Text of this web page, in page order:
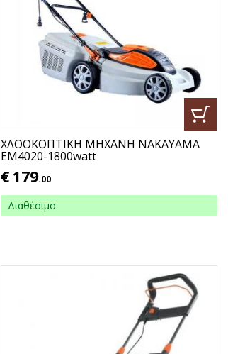
ΧΛΟΟΚΟΠΤΙΚΗ ΜΗΧΑΝΗ NAKAYAMA
EM4020-1800watt
€ 179.00
Διαθέσιμο